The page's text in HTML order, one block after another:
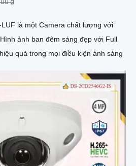
là một Camera chất lượng với
quả trong mọi điều kiện ánh sáng